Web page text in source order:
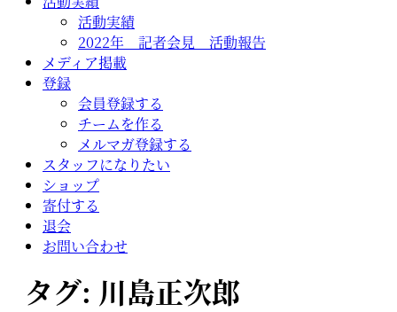
活動実績
2022年 記者会見 活動報告
メディア掲載
登録
会員登録する
チームを作る
メルマガ登録する
スタッフになりたい
ショップ
寄付する
退会
お問い合わせ
タグ: 川島正次郎